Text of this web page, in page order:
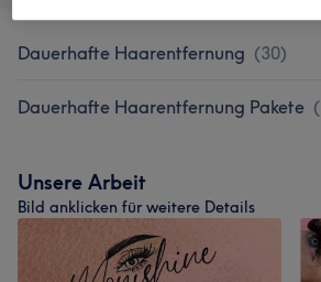
Dauerhafte Haarentfernung (30)
Dauerhafte Haarentfernung Pakete (
Unsere Arbeit
Bild anklicken für weitere Details